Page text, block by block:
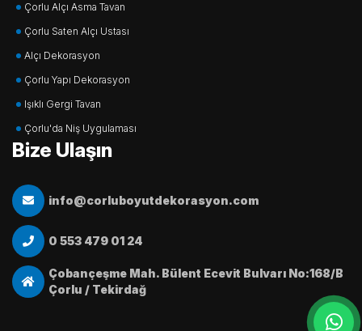
Çorlu Alçı Asma Tavan
Çorlu Saten Alçı Ustası
Alçı Dekorasyon
Çorlu Yapı Dekorasyon
Işıklı Gergi Tavan
Çorlu'da Niş Uygulaması
Bize Ulaşın
info@corluboyutdekorasyon.com
0 553 479 01 24
Çobançeşme Mah. Bülent Ecevit Bulvarı No:168/B
Çorlu / Tekirdağ